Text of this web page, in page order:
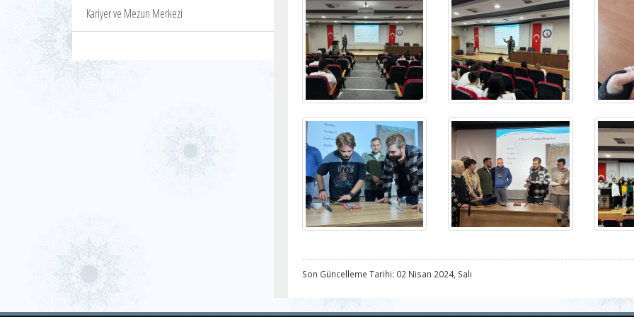
Kariyer ve Mezun Merkezi
Son Güncelleme Tarihi: 02 Nisan 2024, Salı